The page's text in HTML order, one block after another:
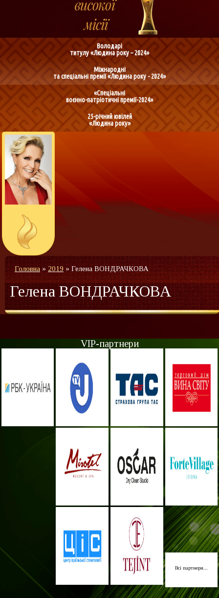
Володарі
титулу «Людина року – 2024»
Міжнародні
та спеціальні премії «Людина року - 2024»
«Спеціальні
воєнно-патріотичні премії-2024»
25-річний ювілей
«Людина року»
Головна» 2019 » Гелена ВОНДРАЧКОВА
Гелена ВОНДРАЧКОВА
VIP-партнери
Всі партнери...